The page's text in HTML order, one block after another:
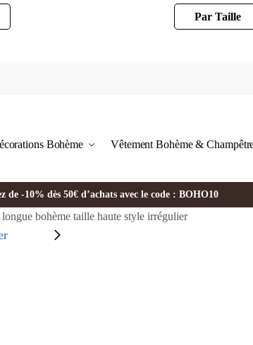
Par Taille
Bohème Vêtement Bohème &
de -10% dès 50€ d’achats avec le code : BOHO10
longue bohème taille haute style irrégulier